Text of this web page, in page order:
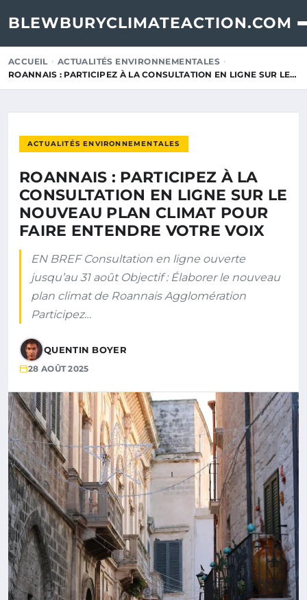
BLEWBURYCLIMATEACTION.COM
ACCUEIL
ACTUALITÉS ENVIRONNEMENTALES
ROANNAIS : PARTICIPEZ À LA CONSULTATION EN LIGNE SUR LE…
ACTUALITÉS ENVIRONNEMENTALES
ROANNAIS : PARTICIPEZ À LA
CONSULTATION EN LIGNE SUR LE
NOUVEAU PLAN CLIMAT POUR
FAIRE ENTENDRE VOTRE VOIX
EN BREF Consultation en ligne ouverte
jusqu’au 31 août Objectif : Élaborer le nouveau
plan climat de Roannais Agglomération
Participez…
QUENTIN BOYER
28 AOÛT 2025